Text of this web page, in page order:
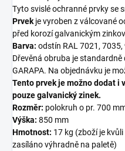
Tyto svislé ochranné prvky se
Prvekje vyroben z válcované
před korozí galvanickým
Barva: odstín RAL 7021, 7035,
Dřevěná obruba je
GARAPA. Na objednávku je
Tento prvek je možno dodat i
pouze galvanický zinek.
Rozměr: polokruh o pr. 700
Výška: 850 mm
Hmotnost: 17 kg (zboží je
zasíláno výhradně na paletě)